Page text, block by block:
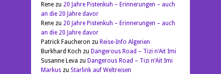
Renezu 20 Jahre Pistenkuh – Erinnerungen – auch
an die 20 Jahre davor
Renezu 20 Jahre Pistenkuh – Erinnerungen – auch
an die 20 Jahre davor
Patrick Faucheron zu Reise-Info Algerien
Burkhard Koch zu Dangerous Road – Tizi n‘Ait Imi
Susanne Leva zu Dangerous Road – Tizi n‘Ait Imi
Markuszu Starlink auf Weltreisen